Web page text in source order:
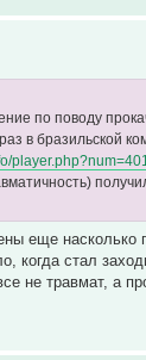
по поводу
в бразильской
еще
когда стал
не травмат, а